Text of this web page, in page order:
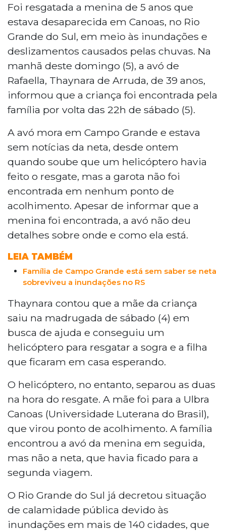
Foi resgatada a menina de 5 anos que
estava desaparecida em Canoas, no Rio
Grande do Sul, em meio às inundações e
deslizamentos causados pelas chuvas. Na
manhã deste domingo (5), a avó de
Rafaella, Thaynara de Arruda, de 39 anos,
informou que a criança foi encontrada pela
família por volta das 22h de sábado (5).
A avó mora em Campo Grande e estava
sem notícias da neta, desde ontem
quando soube que um helicóptero havia
feito o resgate, mas a garota não foi
encontrada em nenhum ponto de
acolhimento. Apesar de informar que a
menina foi encontrada, a avó não deu
detalhes sobre onde e como ela está.
LEIA TAMBÉM
Família de Campo Grande está sem saber se neta
sobreviveu a inundações no RS
Thaynara contou que a mãe da criança
saiu na madrugada de sábado (4) em
busca de ajuda e conseguiu um
helicóptero para resgatar a sogra e a filha
que ficaram em casa esperando.
O helicóptero, no entanto, separou as duas
na hora do resgate. A mãe foi para a Ulbra
Canoas (Universidade Luterana do Brasil),
que virou ponto de acolhimento. A família
encontrou a avó da menina em seguida,
mas não a neta, que havia ficado para a
segunda viagem.
O Rio Grande do Sul já decretou situação
de calamidade pública devido às
inundações em mais de 140 cidades, que